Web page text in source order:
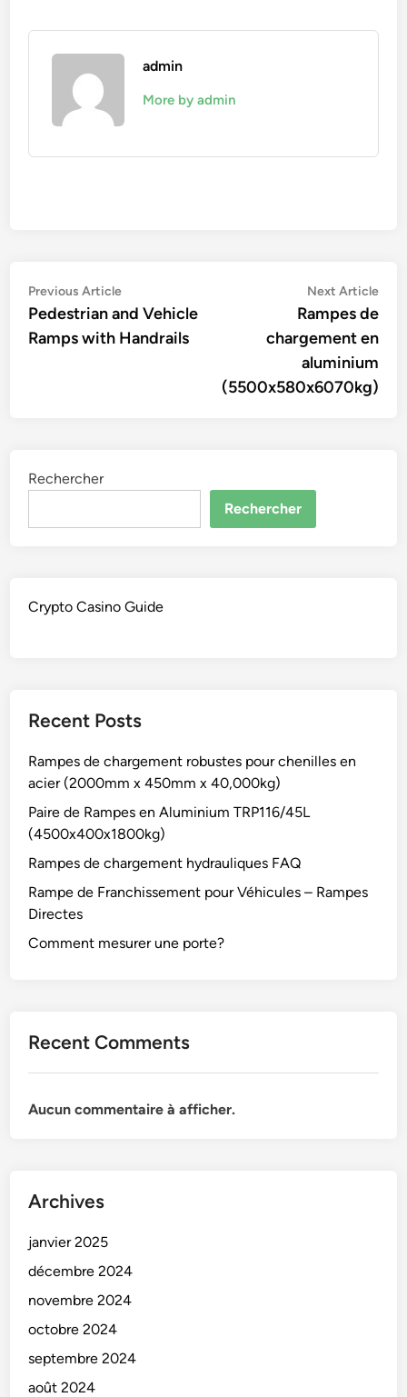
admin
More by admin
Navigation
de
l’article
Previous ArticlePrevious
article:
Pedestrian and Vehicle
Ramps with Handrails
Next Article
Rampes de
chargement en
aluminium
(5500x580x6070kg)
Rechercher
Rechercher
Crypto Casino Guide
Recent Posts
Rampes de chargement robustes pour chenilles en
acier (2000mm x 450mm x 40,000kg)
Paire de Rampes en Aluminium TRP116/45L
(4500x400x1800kg)
Rampes de chargement hydrauliques FAQ
Rampe de Franchissement pour Véhicules – Rampes
Directes
Comment mesurer une porte?
Recent Comments
Aucun commentaire à afficher.
Archives
janvier 2025
décembre 2024
novembre 2024
octobre 2024
septembre 2024
août 2024